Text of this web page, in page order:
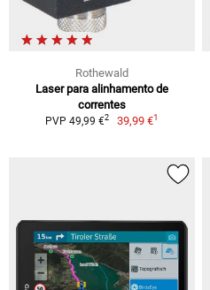
Rothewald
Laser para alinhamento de
correntes
PVP 49,99 €2 39,99 €1